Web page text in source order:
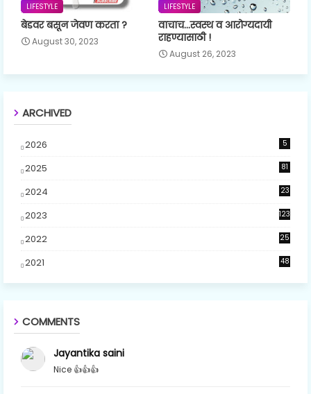
LIFESTYLE
बेडवर बसून जेवण करता ?
August 30, 2023
LIFESTYLE
वाचाच...स्वस्थ व आरोग्यदायी
राहण्यासाठी !
August 26, 2023
ARCHIVED
2026 5
2025 81
2024
23
2023 123
2022 25
2021 48
COMMENTS
Jayantika saini
Nice 👍👍👍